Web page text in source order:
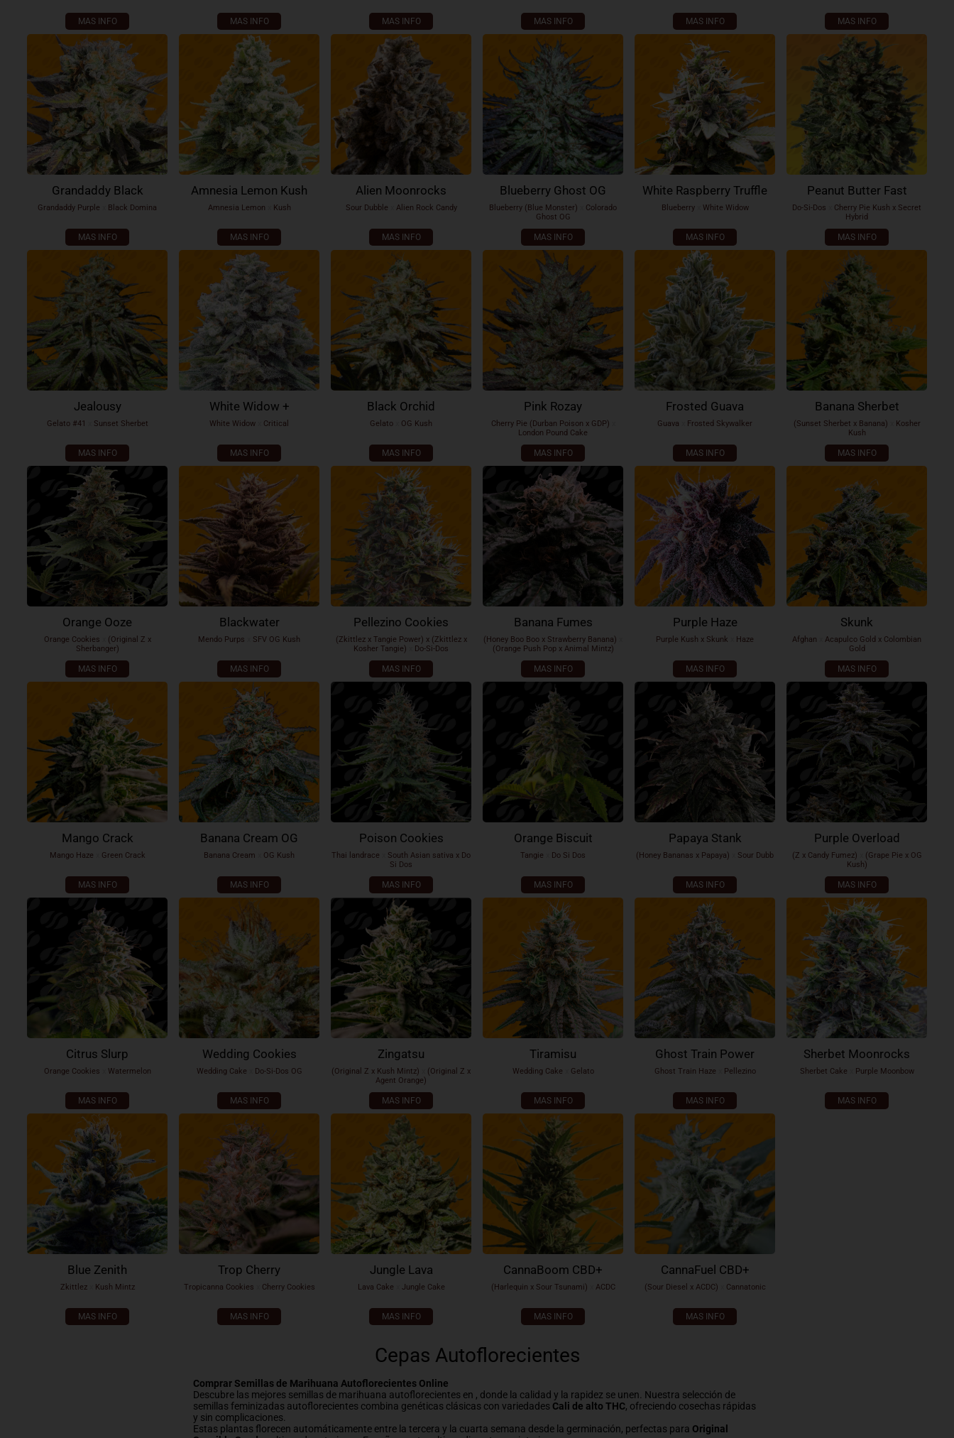
MAS INFO MAS INFO MAS INFO MAS INFO MAS INFO MAS INFO
Grandaddy Black
Grandaddy Purple Black Domina
MAS INFO
Amnesia Lemon Kush
Amnesia Lemon Kush
MAS INFO
Alien Moonrocks
Sour Dubble Alien Rock Candy
MAS INFO
Blueberry Ghost OG
Blueberry (Blue Monster)
Colorado
Ghost OG
MAS INFO
White Raspberry Truffle
Blueberry White Widow
MAS INFO
Peanut Butter Fast
Do-Si-Dos
Cherry Pie Kush x Secret
Hybrid
MAS INFO
Jealousy
Gelato #41 Sunset Sherbet
MAS INFO
White Widow +
White Widow Critical
MAS INFO
Black Orchid
Gelato OG Kush
MAS INFO
Pink Rozay
Cherry Pie (Durban Poison x GDP)
London Pound Cake
MAS INFO
Frosted Guava
Guava Frosted Skywalker
MAS INFO
Banana Sherbet
(Sunset Sherbet x Banana)
Kosher
Kush
MAS INFO
Orange Ooze
Orange Cookies
(Original Z x
Sherbanger)
MAS INFO
Blackwater
Mendo Purps SFV OG Kush
MAS INFO
Pellezino Cookies
(Zkittlez x Tangie Power) x (Zkittlez x
Kosher Tangie)
Do-Si-Dos
MAS INFO
Banana Fumes
(Honey Boo Boo x Strawberry Banana)
(Orange Push Pop x Animal Mintz)
MAS INFO
Purple Haze
Purple Kush x Skunk Haze
MAS INFO
Skunk
Afghan
Acapulco Gold x Colombian
Gold
MAS INFO
Mango Crack
Mango Haze Green Crack
MAS INFO
Banana Cream OG
Banana Cream OG Kush
MAS INFO
Poison Cookies
Thai landrace
South Asian sativa x Do
Si Dos
MAS INFO
Orange Biscuit
Tangie Do Si Dos
MAS INFO
Papaya Stank
(Honey Bananas x Papaya) Sour Dubb
MAS INFO
Purple Overload
(Z x Candy Fumez)
(Grape Pie x OG
Kush)
MAS INFO
Citrus Slurp
Orange Cookies Watermelon
MAS INFO
Wedding Cookies
Wedding Cake Do-Si-Dos OG
MAS INFO
Zingatsu
(Original Z x Kush Mintz)
(Original Z x
Agent Orange)
MAS INFO
Tiramisu
Wedding Cake Gelato
MAS INFO
Ghost Train Power
Ghost Train Haze Pellezino
MAS INFO
Sherbet Moonrocks
Sherbet Cake Purple Moonbow
MAS INFO
Blue Zenith
Zkittlez Kush Mintz
MAS INFO
Trop Cherry
Tropicanna Cookies Cherry Cookies
MAS INFO
Jungle Lava
Lava Cake Jungle Cake
MAS INFO
CannaBoom CBD+
(Harlequin x Sour Tsunami) ACDC
MAS INFO
CannaFuel CBD+
(Sour Diesel x ACDC) Cannatonic
MAS INFO
Cepas Autoflorecientes
Comprar Semillas de Marihuana Autoflorecientes Online
Descubre las mejores semillas de marihuana autoflorecientes en , donde la calidad y la rapidez se unen. Nuestra selección de
semillas feminizadas autoflorecientes combina genéticas clásicas con variedades Cali de alto THC, ofreciendo cosechas rápidas
y sin complicaciones.
Estas plantas florecen automáticamente entre la tercera y la cuarta semana desde la germinación, perfectas para Original